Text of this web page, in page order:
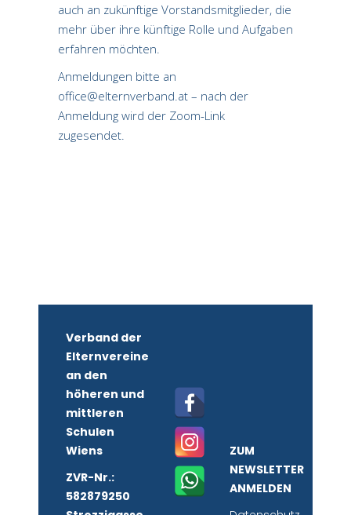
auch an zukünftige Vorstandsmitglieder, die
mehr über ihre künftige Rolle und Aufgaben
erfahren möchten.
Anmeldungen bitte an
office@elternverband.at – nach der
Anmeldung wird der Zoom-Link
zugesendet.
Verband der
Elternvereine
an den
höheren und
mittleren
Schulen
Wiens
ZVR-Nr.:
582879250
ZUM
NEWSLETTER
ANMELDEN